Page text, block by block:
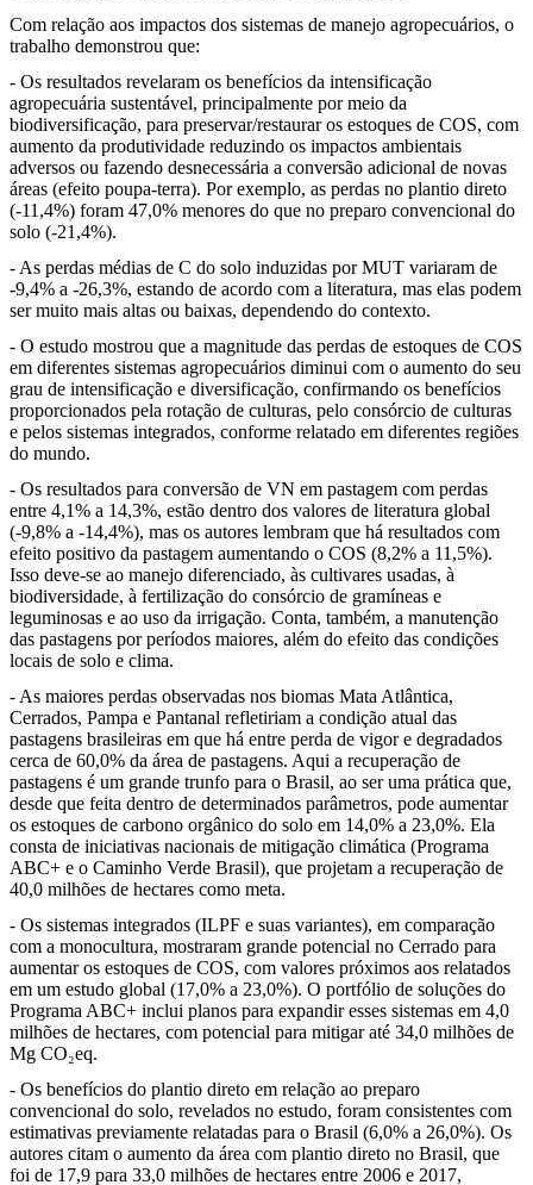
Com relação aos impactos dos sistemas de manejo agropecuários, o
trabalho demonstrou que:
- Os resultados revelaram os benefícios da intensificação
agropecuária sustentável, principalmente por meio da
biodiversificação, para preservar/restaurar os estoques de COS, com
aumento da produtividade reduzindo os impactos ambientais
adversos ou fazendo desnecessária a conversão adicional de novas
áreas (efeito poupa-terra). Por exemplo, as perdas no plantio direto
(-11,4%) foram 47,0% menores do que no preparo convencional do
solo (-21,4%).
- As perdas médias de C do solo induzidas por MUT variaram de
-9,4% a -26,3%, estando de acordo com a literatura, mas elas podem
ser muito mais altas ou baixas, dependendo do contexto.
- O estudo mostrou que a magnitude das perdas de estoques de COS
em diferentes sistemas agropecuários diminui com o aumento do seu
grau de intensificação e diversificação, confirmando os benefícios
proporcionados pela rotação de culturas, pelo consórcio de culturas
e pelos sistemas integrados, conforme relatado em diferentes regiões
do mundo.
- Os resultados para conversão de VN em pastagem com perdas
entre 4,1% a 14,3%, estão dentro dos valores de literatura global
(-9,8% a -14,4%), mas os autores lembram que há resultados com
efeito positivo da pastagem aumentando o COS (8,2% a 11,5%).
Isso deve-se ao manejo diferenciado, às cultivares usadas, à
biodiversidade, à fertilização do consórcio de gramíneas e
leguminosas e ao uso da irrigação. Conta, também, a manutenção
das pastagens por períodos maiores, além do efeito das condições
locais de solo e clima.
- As maiores perdas observadas nos biomas Mata Atlântica,
Cerrados, Pampa e Pantanal refletiriam a condição atual das
pastagens brasileiras em que há entre perda de vigor e degradados
cerca de 60,0% da área de pastagens. Aqui a recuperação de
pastagens é um grande trunfo para o Brasil, ao ser uma prática que,
desde que feita dentro de determinados parâmetros, pode aumentar
os estoques de carbono orgânico do solo em 14,0% a 23,0%. Ela
consta de iniciativas nacionais de mitigação climática (Programa
ABC+ e o Caminho Verde Brasil), que projetam a recuperação de
40,0 milhões de hectares como meta.
- Os sistemas integrados (ILPF e suas variantes), em comparação
com a monocultura, mostraram grande potencial no Cerrado para
aumentar os estoques de COS, com valores próximos aos relatados
em um estudo global (17,0% a 23,0%). O portfólio de soluções do
Programa ABC+ inclui planos para expandir esses sistemas em 4,0
milhões de hectares, com potencial para mitigar até 34,0 milhões de
Mg CO₂eq.
- Os benefícios do plantio direto em relação ao preparo
convencional do solo, revelados no estudo, foram consistentes com
estimativas previamente relatadas para o Brasil (6,0% a 26,0%). Os
autores citam o aumento da área com plantio direto no Brasil, que
foi de 17,9 para 33,0 milhões de hectares entre 2006 e 2017,